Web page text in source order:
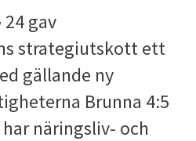
24 gav
strategiutskott ett
gällande ny
Brunna 4:5
näringsliv- och